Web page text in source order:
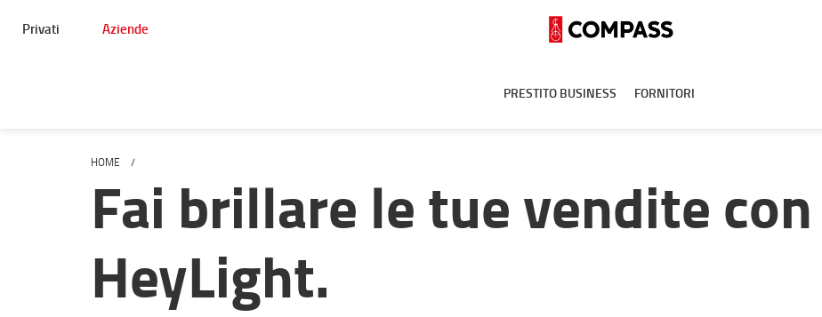
Privati Aziende
PRESTITO BUSINESS FORNITORI
HOME
Fai brillare le tue vendite con
HeyLight.